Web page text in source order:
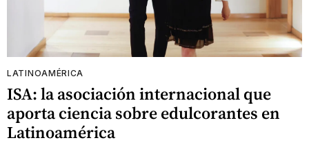
LATINOAMÉRICA
ISA: la asociación internacional que
aporta ciencia sobre edulcorantes en
Latinoamérica